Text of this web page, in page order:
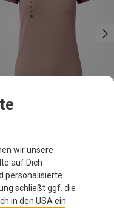
wir unsere
auf Dich
personalisierte
schließt ggf. die
in den USA ein.